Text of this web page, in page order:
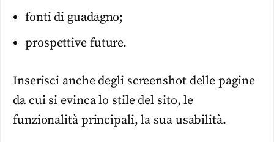
fonti di guadagno;
prospettive future.
Inserisci anche degli screenshot delle pagine
da cui si evinca lo stile del sito, le
funzionalità principali, la sua usabilità.